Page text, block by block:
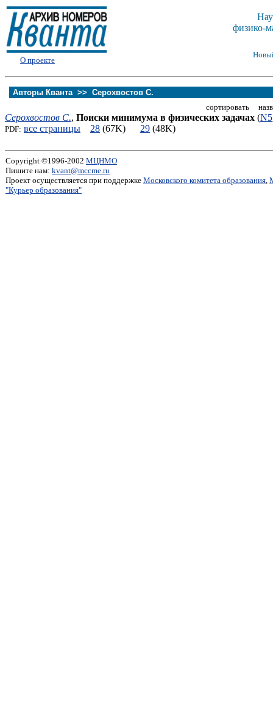
О проекте
физико-
Авторы Кванта >> Серохвостов С.
сортировать
Серохвостов С., Поиски минимума в физических задачах (N5
PDF: все страницы 28 (67K) 29 (48K)
Copyright ©1996-2002 МЦНМО
Пишите нам: kvant@mccme.ru
Проект осуществляется при поддержке Московского комитета образования,
"Курьер образования"